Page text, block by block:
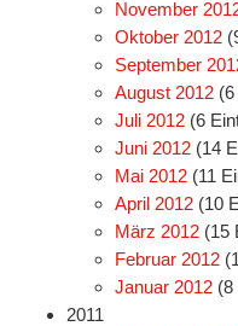
November
Oktober 2012
September
August 2012
Juli 2012 (6
Juni 2012 (14
Mai 2012 (11
April 2012 (10
März 2012 (15
Februar 2012
Januar 2012 (8
2011